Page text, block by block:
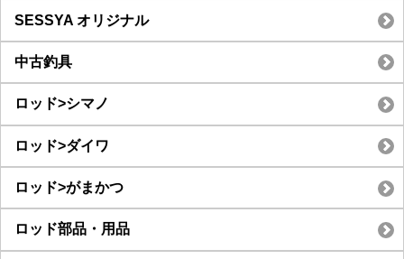
SESSYA オリジナル
中古釣具
ロッド>シマノ
ロッド>ダイワ
ロッド>がまかつ
ロッド部品・用品